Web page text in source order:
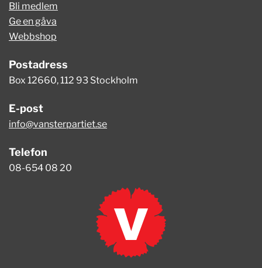
Bli medlem
Ge en gåva
Webbshop
Postadress
Box 12660, 112 93 Stockholm
E-post
info@vansterpartiet.se
Telefon
08-654 08 20